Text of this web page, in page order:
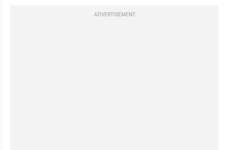
ADVERTISEMENT